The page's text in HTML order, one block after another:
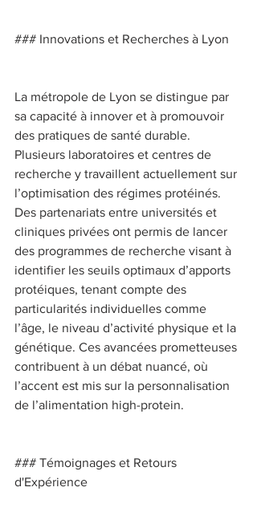
### Innovations et Recherches à Lyon
La métropole de Lyon se distingue par
sa capacité à innover et à promouvoir
des pratiques de santé durable.
Plusieurs laboratoires et centres de
recherche y travaillent actuellement sur
l’optimisation des régimes protéinés.
Des partenariats entre universités et
cliniques privées ont permis de lancer
des programmes de recherche visant à
identifier les seuils optimaux d’apports
protéiques, tenant compte des
particularités individuelles comme
l’âge, le niveau d’activité physique et la
génétique. Ces avancées prometteuses
contribuent à un débat nuancé, où
l’accent est mis sur la personnalisation
de l’alimentation high-protein.
### Témoignages et Retours
d'Expérience